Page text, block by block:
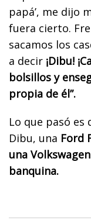
papá’, me dijo
fuera cierto.
sacamos los
a decir ¡Dibu!
bolsillos y
propia de él”.
Lo que pasó es
Dibu, una Ford
una
banquina.